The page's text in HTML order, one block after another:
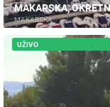
MAKARSKA,
MAKARSKA
UŽIVO